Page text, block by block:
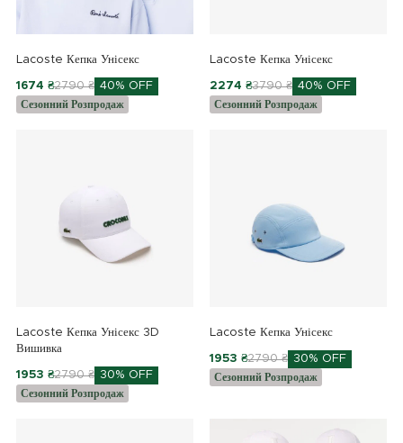
Lacoste Кепка Унісекс
1674 ₴2790 ₴ 40% OFF
Сезонний Розпродаж
Lacoste Кепка Унісекс
2274 ₴3790 ₴ 40% OFF
Сезонний Розпродаж
Lacoste Кепка Унісекс 3D
Вишивка
1953 ₴2790 ₴ 30% OFF
Сезонний Розпродаж
Lacoste Кепка Унісекс
1953 ₴2790 ₴ 30% OFF
Сезонний Розпродаж